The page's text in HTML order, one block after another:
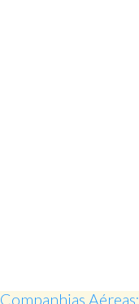
Companhias Aéreas: